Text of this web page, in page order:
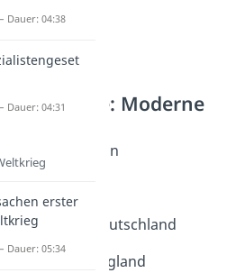
Inhalte: Moderne
Revolution
Deutschland
England
Dauer: 04:38
Dauer: 04:31
erster
Dauer: 05:34